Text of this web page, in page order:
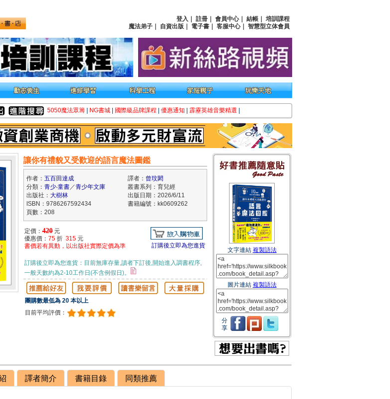
登入 註冊 會員中心｜ 結帳
培訓課程
魔法弟子
自資出版 電子書 客服中心｜ 智慧型立体會員
5050魔法眾籌 NG書城 國際級品牌課程 優惠通知 霹靂英雄音樂精選
讓你有禮貌又受歡迎的語言魔法圖鑑
作者： 五百田達成 譯者： 曾玟閎
分類： 青少‧童書／青少年文庫
叢書系列：育兒經
出版社： 大樹林
出版日期：2026/6/11
ISBN：9786267592434
書籍編號：kk0609262
頁數：208
定價： 420 元
優惠價： 75 折 315 元
書價若有異動，以出版社實際定價為準
訂購後立即為您進貨
訂購後立即為您進貨：目前無庫存量,讀者下訂後,開始進入調書程序,
一般天數約為2-10工作日(不含例假日)。
團購數最低為 20 本以上
目前平均評價：
文字連結 複製語法
圖片連結 複製語法
分
享
譯者簡介 書籍目錄 同類推薦